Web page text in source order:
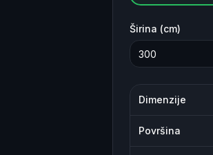
Širina (cm)
Dimenzije
Površina